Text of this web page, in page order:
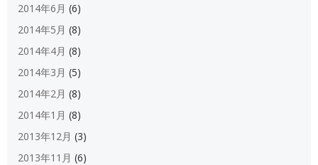
2014年6月 (6)
2014年5月 (8)
2014年4月 (8)
2014年3月 (5)
2014年2月 (8)
2014年1月 (8)
2013年12月 (3)
2013年11月 (6)